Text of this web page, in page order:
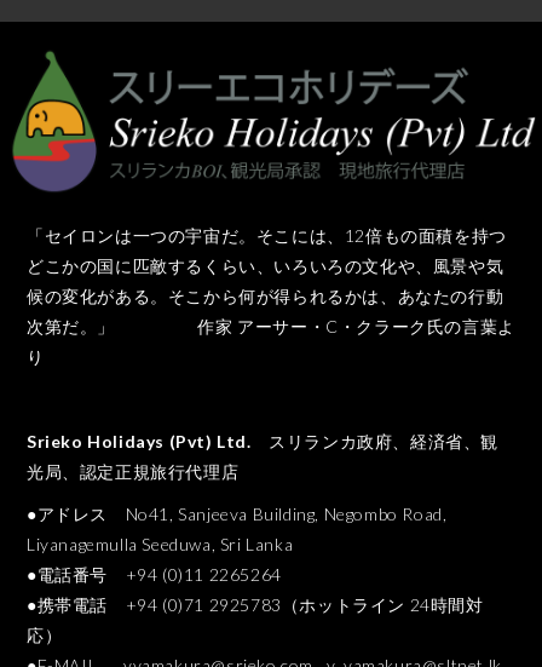
「セイロンは一つの宇宙だ。そこには、12倍もの面積を持つ
どこかの国に匹敵するくらい、いろいろの文化や、風景や気
候の変化がある。そこから何が得られるかは、あなたの行動
次第だ。」 作家 アーサー・C・クラーク氏の言葉よ
り
Srieko Holidays (Pvt) Ltd. スリランカ政府、経済省、観
光局、認定正規旅行代理店
●アドレス No41, Sanjeeva Building, Negombo Road,
Liyanagemulla Seeduwa, Sri Lanka
●電話番号 +94 (0)11 2265264
●携帯電話 +94 (0)71 2925783（ホットライン 24時間対
応）